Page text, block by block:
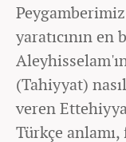
yaratıcının
(Tahiyyat)
veren
Türkçe